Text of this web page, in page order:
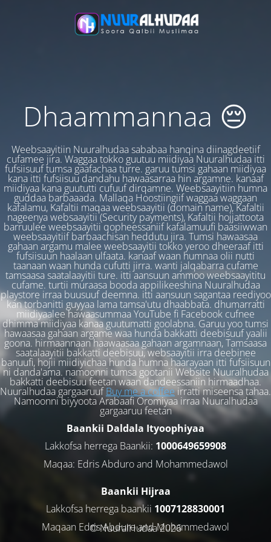
Dhaammannaa 😔
Weebsaayitiin Nuuralhudaa sababaa hanqina diinagdeetiif
cufamee jira. Waggaa tokko guutuu miidiyaa Nuuralhudaa itti
fufsiisuuf tumsa gaafachaa turre. garuu tumsi gahaan miidiyaa
kana itti fufsiisuu dandahu hawaasarraa hin argamne. kanaaf
miidiyaa kana guututti cufuuf dirqamne. Weebsaayitiin humna
guddaa barbaaada. Mallaqa Hoostiingiif waggaa waggaan
kafalamu, Kafaltii maqaa weebsaayitii (domain name), Kafaltii
nageenya websaayitii (Security payments), Kafaltii hojjattoota
barruulee weebsaayitii qopheessaniif kafalamuufi baasiiwwan
weebsaayitiif barbaachisan heddutu jira. Tumsi hawaasaa
gahaan argamu malee weebsaayitii tokko yeroo dheeraaf itti
fufsiisuun haalaan ulfaata. kanaaf waan humnaa olii nutti
taanaan waan hunda cufutti jirra. wanti jalqabarra cufame
tamsaasa saatalaayitii ture. itti aansuun ammoo weebsaayititu
cufame. turtii muraasa booda appilikeeshina Nuuralhudaa
playstore irraa buusuuf deemna. itti aansuun sagantaa reediyoo
kan torbanitti guyyaa lama tamsa'utu dhaabbata. dhumarratti
miidiyaalee hawaasummaa YouTube fi Facebook cufnee
dhimma miidiyaa kanaa guutumatti goolabna. Garuu yoo tumsi
hawaasaa gahaan argame waa hunda bakkatti deebisuuf yaalii
goona. hirmaannaan haawaasaa gahaan argamnaan, Tamsaasa
saatalaayitii bakkatti deebisuu, websaayitii irra deebinee
banuufi, hojii miidiyichaa hunda humna haarayaan itti fufsiisuun
ni danda'ama. namoonni tumsa gootanii Website Nuuralhudaa
bakkatti deebisuu feetan waan dandeessaniin hirmaadhaa.
Nuuralhudaa gargaaruufBuy me a coffeeirratti miseensa tahaa.
Namoonni biyyoota Arabaafi Oromiyaa irraa Nuuralhudaa
gargaaruu feetan
Baankii Daldala Ityoophiyaa
Lakkofsa herrega Baankii: 1000649659908
Maqaa: Edris Abduro and Mohammedawol
Baankii Hijraa
Lakkofsa herrega baankii 1007128830001
Maqaan Edris Abduro and Muhammedawol
© NuuralHudaa 2026